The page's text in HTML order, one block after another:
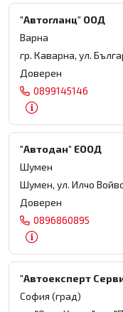
"Автогланц" ООД
Варна
гр. Каварна, ул.
Доверен
0899145146
"Автодан" ЕООД
Шумен
Шумен, ул. Илчо
Доверен
0896860895
"Автоексперт
София (град)